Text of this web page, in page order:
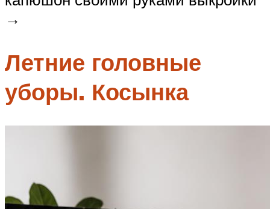
→
Летние головные
уборы. Косынка